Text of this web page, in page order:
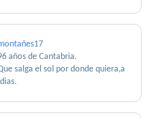
años de Cantabria.
salga el sol por donde quiera,a